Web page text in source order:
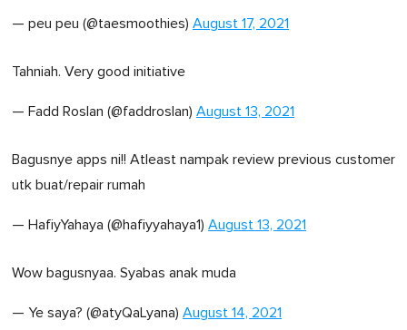
— peu peu (@taesmoothies) August 17, 2021
Tahniah. Very good initiative
— Fadd Roslan (@faddroslan) August 13, 2021
Bagusnye apps ni!! Atleast nampak review previous customer
utk buat/repair rumah
— HafiyYahaya (@hafiyyahaya1) August 13, 2021
Wow bagusnyaa. Syabas anak muda
— Ye saya? (@atyQaLyana) August 14, 2021